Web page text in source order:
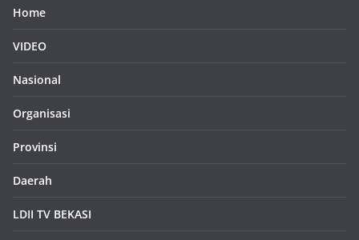
Home
VIDEO
Nasional
Organisasi
Provinsi
Daerah
LDII TV BEKASI